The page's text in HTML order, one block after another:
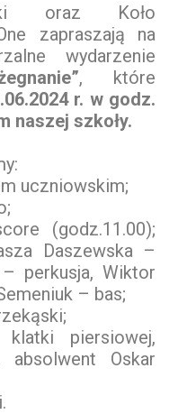
oraz Koło
zapraszają na
wydarzenie
, które
r. w godz.
naszej szkoły.
uczniowskim;
(godz.11.00);
Daszewska –
perkusja, Wiktor
– bas;
piersiowej,
Oskar